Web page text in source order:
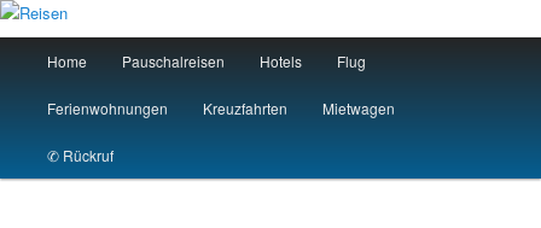
Skip
to
primary
Reisen
Home Pauschalreisen Hotels Flug
Ferienwohnungen Kreuzfahrten Mietwagen
✆ Rückruf